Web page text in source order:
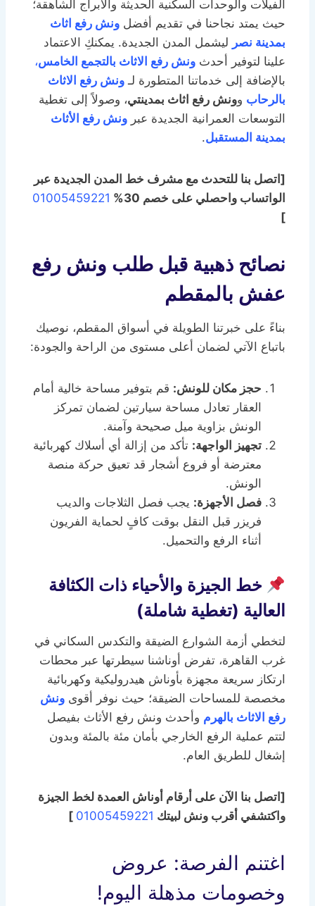
الفيلات والوحدات السكنية الحديثة والأبراج الشاهقة؛
حيث يمتد نجاحنا في تقديم أفضل ونش رفع اثاث
بمدينة نصر ليشمل المدن الجديدة. يمكنكِ الاعتماد
علينا لتوفير أحدث ونش رفع الاثاث بالتجمع الخامس،
بالإضافة إلى خدماتنا المتطورة لـ ونش رفع الاثاث
بالرحاب وونش رفع اثاث بمدينتي، وصولاً إلى تغطية
التوسعات العمرانية الجديدة عبر ونش رفع الأثاث
بمدينة المستقبل.
[اتصل بنا للتحدث مع مشرف خط المدن الجديدة عبر
الواتساب واحصلي على خصم 30%
01005459221
]
نصائح ذهبية قبل طلب ونش رفع
عفش بالمقطم
بناءً على خبرتنا الطويلة في أسواق المقطم، نوصيك
باتباع الآتي لضمان أعلى مستوى من الراحة والجودة:
حجز مكان للونش: قم بتوفير مساحة خالية أمام
العقار تعادل مساحة سيارتين لضمان تمركز
الونش بزاوية ميل صحيحة وآمنة.
تجهيز الواجهة: تأكد من إزالة أي أسلاك كهربائية
معترضة أو فروع أشجار قد تعيق حركة منصة
الونش.
فصل الأجهزة: يجب فصل الثلاجات والديب
فريزر قبل النقل بوقت كافٍ لحماية الفريون
أثناء الرفع والتحميل.
خط الجيزة والأحياء ذات الكثافة
العالية (تغطية شاملة)
لتخطي أزمة الشوارع الضيقة والتكدس السكاني في
غرب القاهرة، تفرض أوناشنا سيطرتها عبر محطات
ارتكاز سريعة مجهزة بأوناش هيدروليكية وكهربائية
مخصصة للمساحات الضيقة؛ حيث نوفر أقوى ونش
رفع الاثاث بالهرم وأحدث ونش رفع الأثاث بفيصل
لتتم عملية الرفع الخارجي بأمان مئة بالمئة وبدون
إشغال للطريق العام.
[اتصل بنا الآن على أرقام أوناش العمدة لخط الجيزة
واكتشفي أقرب ونش لبيتك 01005459221
]
اغتنم الفرصة: عروض
وخصومات مذهلة اليوم!